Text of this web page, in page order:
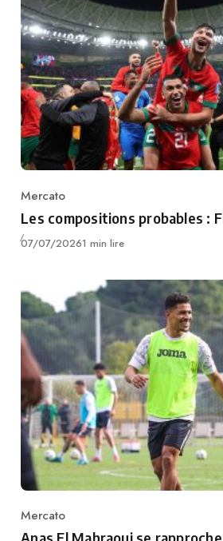
Category
Mercato
Les compositions probables :
Publié
07/07/20261 min lire
Category
Mercato